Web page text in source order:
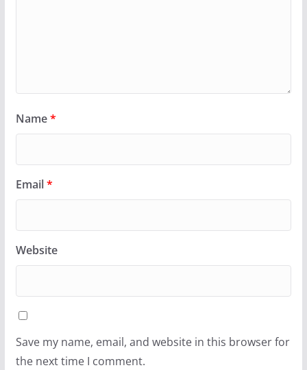
Name*
Email*
Website
Save my name, email, and website in this browser for
the next time I comment.